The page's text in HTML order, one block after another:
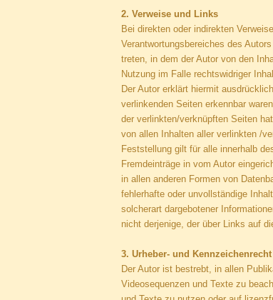
2. Verweise und Links
Bei direkten oder indirekten
Verantwortungsbereiches des
treten, in dem der Autor von den
Nutzung im Falle rechtswidriger
Der Autor erklärt hiermit
verlinkenden Seiten erkennbar
der verlinkten/verknüpften Seiten
von allen Inhalten aller verlinkten /
Feststellung gilt für alle innerhalb
Fremdeinträge in vom Autor
in allen anderen Formen von
fehlerhafte oder unvollständige
solcherart dargebotener
nicht derjenige, der über Links auf
3. Urheber- und Kennzeichenrecht
Der Autor ist bestrebt, in allen
Videosequenzen und Texte zu